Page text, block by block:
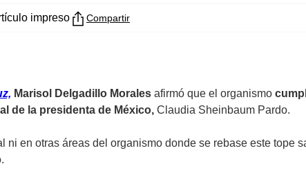
impreso Compartir
Marisol Delgadillo Morales afirmó que el organismo
de la presidenta de México, Claudia Sheinbaum Pardo.
en otras áreas del organismo donde se rebase este tope